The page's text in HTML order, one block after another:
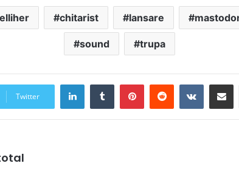
chitarist lansare
sound trupa
Twitter
LinkedInTumblrPinterestReddit